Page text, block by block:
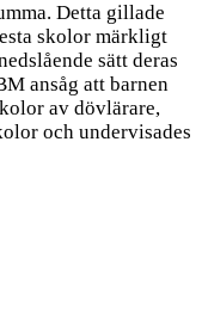
Detta gillade
skolor märkligt
sätt deras
ansåg att barnen
av dövlärare,
och undervisades